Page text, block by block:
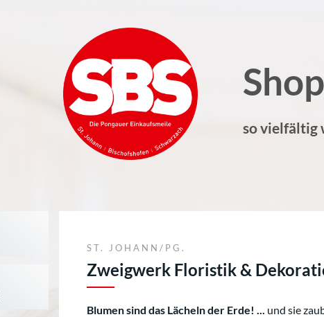
so vielfältig
ST. JOHANN/PG.
Zweigwerk Floristik &
Blumen sind das Lächeln der Erde! ... und sie